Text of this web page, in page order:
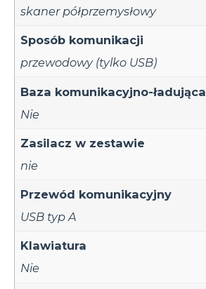
skaner półprzemysłowy
Sposób komunikacji
przewodowy (tylko USB)
Baza komunikacyjno-ładująca
Nie
Zasilacz w zestawie
nie
Przewód komunikacyjny
USB typ A
Klawiatura
Nie